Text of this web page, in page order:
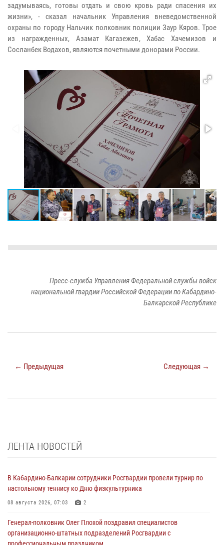
задумываясь, готовы отдать и свою кровь ради спасения их
жизни», - сказал начальник Управления вневедомственной
охраны по городу Нальчик полковник полиции Заур Кяров. Трое
из награжденных, Азамат Кагазежев, Хабас Хачемизов и
Сосланбек Водахов, являются почетными донорами России.
Пресс-служба Управления Федеральной службы войск
национальной гвардии Российской Федерации по Кабардино-
Балкарской Республике
← Предыдущая Следующая →
ЛЕНТА НОВОСТЕЙ
В Кабардино-Балкарии сотрудники Росгвардии провели турнир по
настольному теннису ко Дню физкультурника
08 августа 2026, 07:03 2
Генерал-полковник Олег Плохой поздравил специалистов
организационно-штатных подразделений Росгвардии с
профессиональным праздником